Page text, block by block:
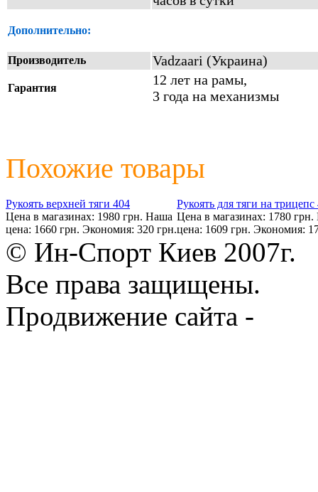
Дополнительно:
Производитель Vadzaari (Украина)
Гарантия
12 лет на рамы,
3 года на механизмы
Похожие товары
Рукоять верхней тяги 404
Цена в магазинах: 1980 грн. Наша
цена: 1660 грн. Экономия: 320 грн.
Рукоять для тяги на трицепс
Цена в магазинах: 1780 грн.
цена: 1609 грн. Экономия:
© Ин-Спорт Киев 2007г.
Все права защищены.
Продвижение сайта -